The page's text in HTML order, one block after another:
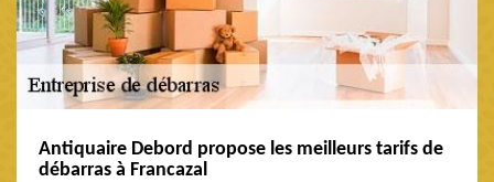
Antiquaire Debord propose les meilleurs tarifs de
débarras à Francazal